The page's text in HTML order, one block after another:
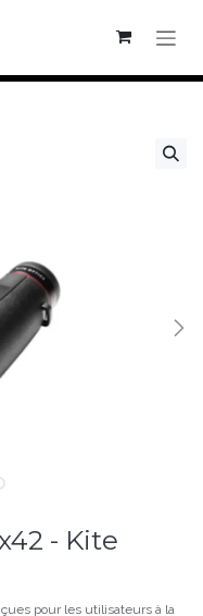
- Kite
pour les utilisateurs à la